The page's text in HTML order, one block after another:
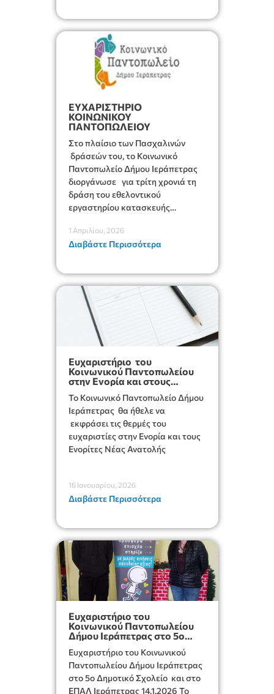
Μάρτιο-Απρίλιο, το κοινωνικό
έργο που καθημερινά επιτελεί.
Συγκεκριμένα:
ΕΥΧΑΡΙΣΤΗΡΙΟ
ΚΟΙΝΩΝΙΚΟΥ
ΠΑΝΤΟΠΩΛΕΙΟΥ
Στο πλαίσιο των Πασχαλινών
δράσεών του, το Κοινωνικό
Παντοπωλείο Δήμου Ιεράπετρας
διοργάνωσε για τρίτη χρονιά τη
δράση του εθελοντικού
εργαστηρίου κατασκευής
ωφελούμενα άτομα και
οικογένειες της Δομής. Η δράση
συμμετοχή μαθητών, μαθητριών
και εκπαιδευτικών του Γυμνασίου
Κουτσουρά καθώς και μελών της
ομάδας Κοινωνικής Πρόνοιας του
Ελληνικού Ερυθρού Σταυρού και
το αποτέλεσμα ήταν εξαιρετικό.
1 Απριλίου, 2026
Διαβάστε Περισσότερα
Ευχαριστήριο του
Κοινωνικού Παντοπωλείου
στην Ενορία και στους
Το Κοινωνικό Παντοπωλείο Δήμου
Ιεράπετρας θα ήθελε να
εκφράσει τις θερμές του
ευχαριστίες στην Ενορία και τους
Ενορίτες Νέας Ανατολής
16 Ιανουαρίου, 2026
Διαβάστε Περισσότερα
Ευχαριστήριο του
Κοινωνικού Παντοπωλείου
Δήμου Ιεράπετρας στο 5ο
ΕΠΑΛ Ιεράπετρας
Ευχαριστήριο του Κοινωνικού
Παντοπωλείου Δήμου Ιεράπετρας
στο 5ο Δημοτικό Σχολείο και στο
ΕΠΑΛ Ιεράπετρας 14.1.2026 Το